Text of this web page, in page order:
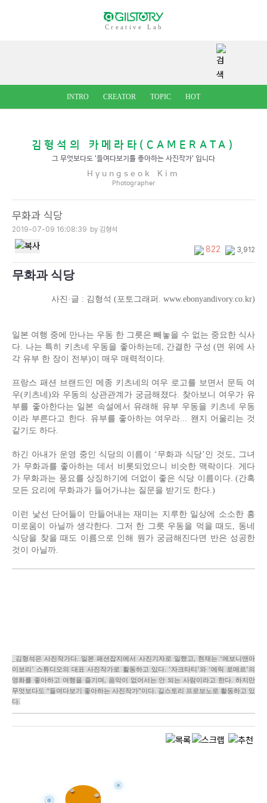
Creative Lab
INTRO CREATOR TOPIC HOT
김형석의 카메라타(CAMERATA)
그 무엇보다도 '들여다보기를 좋아하는 사진작가' 입니다
Hyungseok Kim
Photographer
무화과 식당
2019-07-09 16:08:39 by 김형석
822 3,912
무화과 식당
사진·글 : 김형석 (포토그래퍼. www.ebonyandivory.co.kr)
일본 여행 중에 만나는 우동 한 그릇은 빼놓을 수 없는 중요한 식사
다. 나는 특히 키츠네 우동을 좋아하는데, 간결한 구성 (면 위에 사
각 유부 한 장이 전부)이 매우 매력적이다.
프랑스 패션 브랜드인 메종 키츠네의 여우 로고를 보면서 문득 여
우(키츠네)와 우동의 상관관계가 궁금해졌다. 찾아보니 여우가 유
부를 좋아한다는 일본 속설에서 유래해 유부 우동을 키츠네 우동
이라 부른다고 한다. 유부를 좋아하는 여우라... 왠지 어울리는 것
같기도 하다.
하긴 아내가 운영 중인 식당의 이름이 ‘무화과 식당’인 것도, 그녀
가 무화과를 좋아하는 데서 비롯되었으니 비슷한 맥락이다. 게다
가 무화과는 풍요를 상징하기에 더없이 좋은 식당 이름이다. (간혹
모든 요리에 무화과가 들어가냐는 질문을 받기도 한다.)
이런 낯선 단어들이 만들어내는 재미는 지루한 일상에 소소한 흥
미로움이 아닐까 생각한다. 그저 한 그릇 우동을 먹을 때도, 동네
식당을 찾을 때도 이름으로 인해 뭔가 궁금해진다면 반은 성공한
것이 아닐까.
_김형석은 사진작가다. 일본 패션잡지에서 사진기자로 일했고, 현재는 ‘에보니앤아
이보리’ 스튜디오의 대표 사진작가로 활동하고 있다. ‘자크타티’와 ‘에릭 로메르’의
영화를 좋아하고 여행을 즐기며, 음악이 없어서는 안 되는 사람이라고 한다. 하지만
무엇보다도 “들여다보기 좋아하는 사진작가”이다. 길스토리 프로보노로 활동하고 있
다.